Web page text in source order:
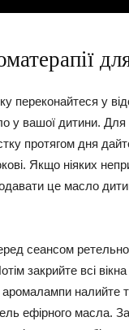
переконайтеся у
у вашої дитини. Для
протягом дня
Якщо ніяких
це масло
сеансом ретельно
закрийте всі вікна
налийте
ефірного масла.